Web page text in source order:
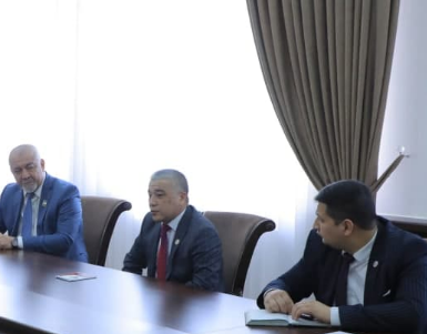
muddatdi harbiy xizmatchilarga
yoshlar bilan uchrashib, ular bilan
// “8-mart – Xalqaro xotin qizlar
etildi // Moliyaviy shaffoflik va
manbai // General-polkovnik
general-polkovnik B.Tashmatov
rivojlantirish istiqbollari” mavzusida
ilk manzilli ishlarini Yunusobod
ishonchli taʼminlash boʻyicha manzilli
polkovnik B.Tashmatov Oʻzbekiston
jangovar salohiyati, jismoniy va
ettirilmoqda. // Tizim fidoyilari hurmat va
oyligi doirasidagi tadbirlar / /
etilganining 34 yilligi va 14 yanvar –
O‘zbekiston Respublikasi Qurolli